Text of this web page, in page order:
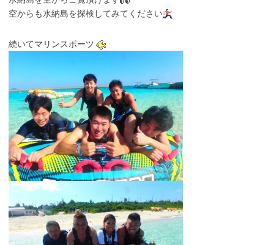
空からも水納島を探検してみてください
続いてマリンスポーツ